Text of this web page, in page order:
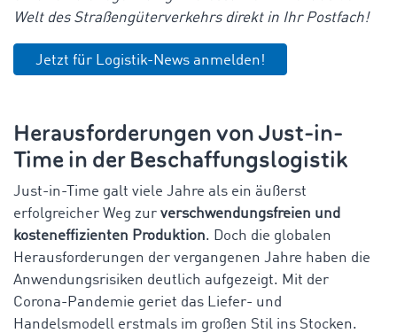
Welt des Straßengüterverkehrs direkt in Ihr Postfach!
Jetzt für Logistik-News anmelden!
Herausforderungen von Just-in-
Time in der Beschaffungslogistik
Just-in-Time galt viele Jahre als ein äußerst
erfolgreicher Weg zur verschwendungsfreien und
kosteneffizienten Produktion. Doch die globalen
Herausforderungen der vergangenen Jahre haben die
Anwendungsrisiken deutlich aufgezeigt. Mit der
Corona-Pandemie geriet das Liefer- und
Handelsmodell erstmals im großen Stil ins Stocken.